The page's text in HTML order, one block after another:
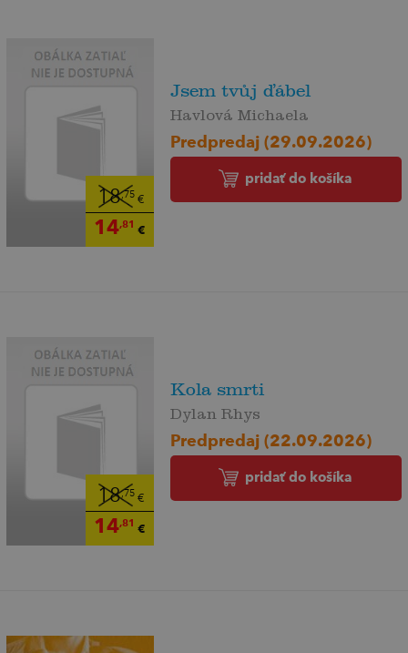
18,75€
14,81 €
Jsem tvůj ďábel
Havlová Michaela
Predpredaj (29.09.2026)
pridať do košíka
18,75€
14,81 €
Kola smrti
Dylan Rhys
Predpredaj (22.09.2026)
pridať do košíka